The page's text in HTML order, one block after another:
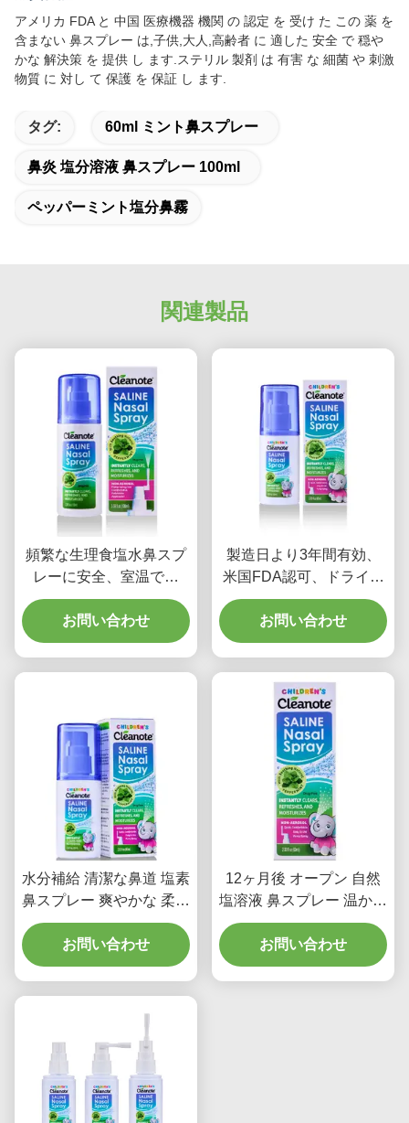
アメリカ FDA と 中国 医療機器 機関 の 認定 を 受け た この 薬 を
含まない 鼻スプレー は,子供,大人,高齢者 に 適した 安全 で 穏や
かな 解決策 を 提供 し ます.ステリル 製剤 は 有害 な 細菌 や 刺激
物質 に 対し て 保護 を 保証 し ます.
タグ: 60ml ミント鼻スプレー
鼻炎 塩分溶液 鼻スプレー 100ml
ペッパーミント塩分鼻霧
関連製品
頻繁な生理食塩水鼻スプ
レーに安全、室温で保
管、毎日の鼻衛生と効果
的な鼻ケアのための鼻ス
プレー
お問い合わせ
製造日より3年間有効、
米国FDA認可、ドライノ
ーズ用生理食塩水鼻スプ
レー、全年齢対象、安全
で心地よい鼻ケア
お問い合わせ
水分補給 清潔な鼻道 塩素
鼻スプレー 爽やかな 柔ら
かい 配方 12ヶ月 開封後
保存期間 日常使用に最適
お問い合わせ
12ヶ月後 オープン 自然
塩溶液 鼻スプレー 温かい
水分化公式 鼻の詰まりを
緩和し鼻腔のケアに最適
お問い合わせ